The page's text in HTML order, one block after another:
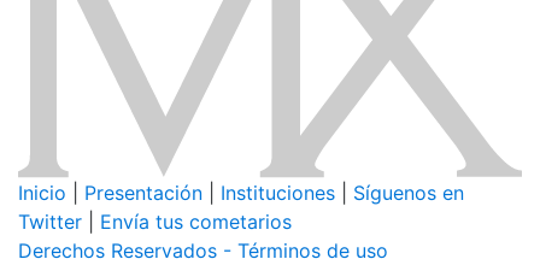
Inicio Presentación Instituciones
Síguenos en
Twitter
Envía tus cometarios
Derechos Reservados - Términos de uso